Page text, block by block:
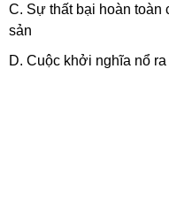
C. Sự thất bại hoàn
sản
D. Cuộc khởi nghĩa nổ